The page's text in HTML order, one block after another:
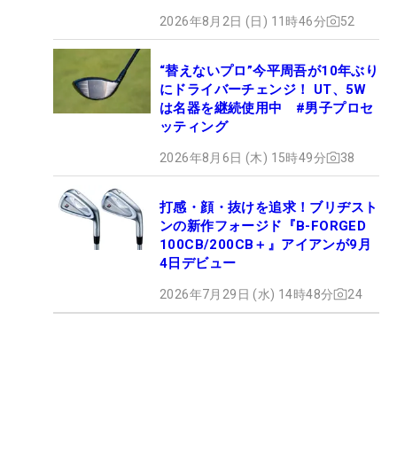
2026年8月2日 (日) 11時46分 52
“替えないプロ”今平周吾が10年ぶり
にドライバーチェンジ！ UT、5W
は名器を継続使用中 #男子プロセ
ッティング
2026年8月6日 (木) 15時49分 38
打感・顔・抜けを追求！ブリヂスト
ンの新作フォージド『B-FORGED
100CB/200CB＋』アイアンが9月
4日デビュー
2026年7月29日 (水) 14時48分 24